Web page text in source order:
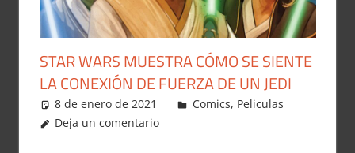
STAR WARS MUESTRA CÓMO SE SIENTE
LA CONEXIÓN DE FUERZA DE UN JEDI
8 de enero de 2021 Carlitox Banana
Comics, Peliculas
Deja un comentario